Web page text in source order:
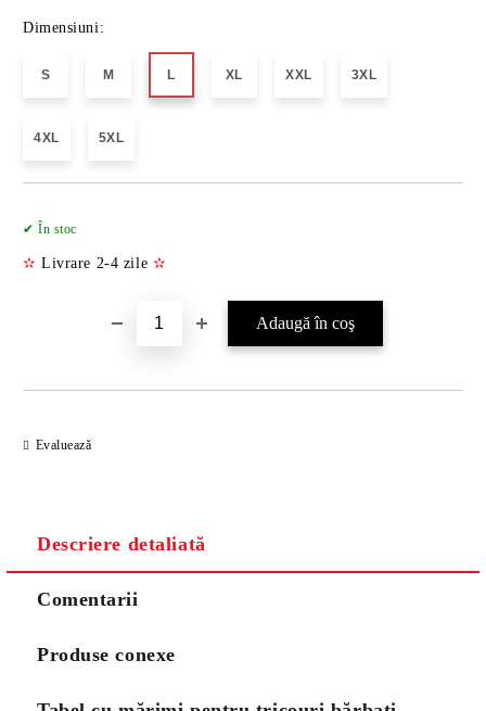
Dimensiuni:
S M L XL XXL 3XL
4XL 5XL
✔ În stoc
✫ Livrare 2-4 zile ✫
Evaluează
Descriere detaliată
Comentarii
Produse conexe